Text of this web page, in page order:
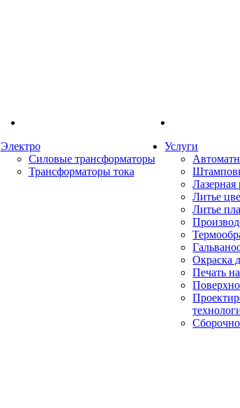
Электро
Силовые трансформаторы
Трансформаторы тока
Услуги
Лазерная
Литье
Литье
Окраска
Печать